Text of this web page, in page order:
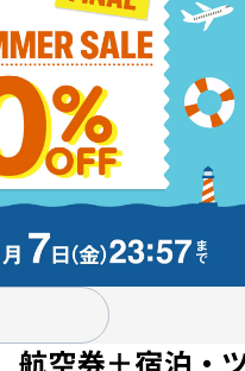
航空券＋宿泊・